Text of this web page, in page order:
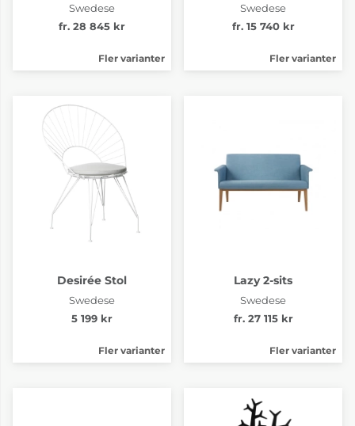
Swedese
fr. 28 845 kr
Fler varianter
Swedese
fr. 15 740 kr
Fler varianter
Desirée Stol
Swedese
5 199 kr
Fler varianter
Lazy 2-sits
Swedese
fr. 27 115 kr
Fler varianter